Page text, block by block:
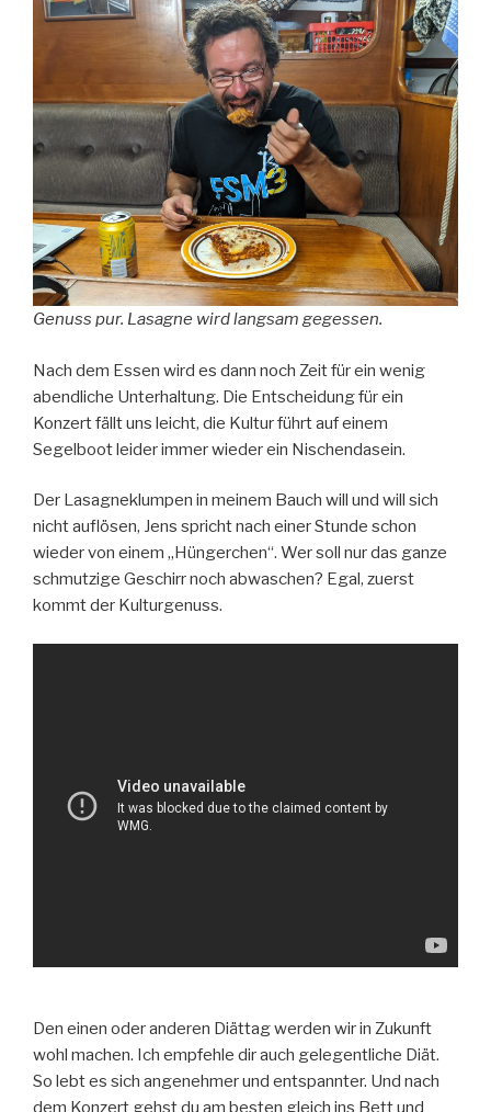
Genuss pur. Lasagne wird langsam gegessen.
Nach dem Essen wird es dann noch Zeit für ein wenig
abendliche Unterhaltung. Die Entscheidung für ein
Konzert fällt uns leicht, die Kultur führt auf einem
Segelboot leider immer wieder ein Nischendasein.
Der Lasagneklumpen in meinem Bauch will und will sich
nicht auflösen, Jens spricht nach einer Stunde schon
wieder von einem „Hüngerchen“. Wer soll nur das ganze
schmutzige Geschirr noch abwaschen? Egal, zuerst
kommt der Kulturgenuss.
Den einen oder anderen Diättag werden wir in Zukunft
wohl machen. Ich empfehle dir auch gelegentliche Diät.
So lebt es sich angenehmer und entspannter. Und nach
dem Konzert gehst du am besten gleich ins Bett und